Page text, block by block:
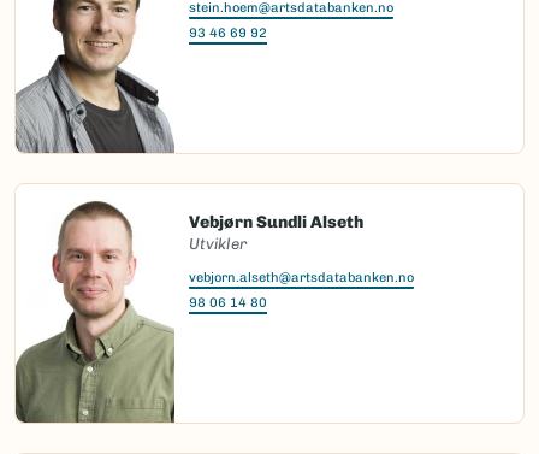
stein.hoem@artsdatabanken.no
93 46 69 92
Vebjørn Sundli Alseth
Utvikler
vebjorn.alseth@artsdatabanken.no
98 06 14 80